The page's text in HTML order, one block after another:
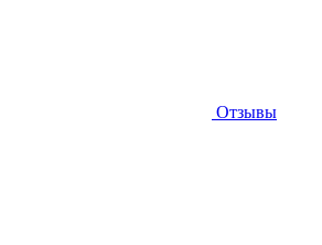
Отзывы